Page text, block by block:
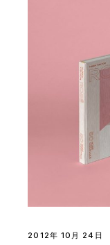
2012年 10月 24日